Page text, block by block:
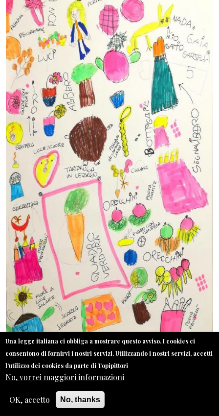
Gaia, 5 anni. Un quadro con la verdura, una tartaruga in
letargo e molti orecchini.
Una legge italiana ci obbliga a mostrare questo avviso. I cookies ci
consentono di fornirvi i nostri servizi. Utilizzando i nostri servizi, accetti
l'utilizzo dei cookies da parte di Topipittori
No, vorrei maggiori informazioni
OK, accetto No, thanks